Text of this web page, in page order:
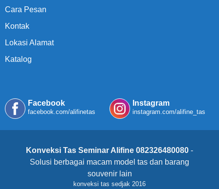
Cara Pesan
Kontak
Lokasi Alamat
Katalog
Facebook
facebook.com/alifinetas
Instagram
instagram.com/alifine_tas
Konveksi Tas Seminar Alifine 082326480080 -
Solusi berbagai macam model tas dan barang
souvenir lain
konveksi tas sedjak 2016